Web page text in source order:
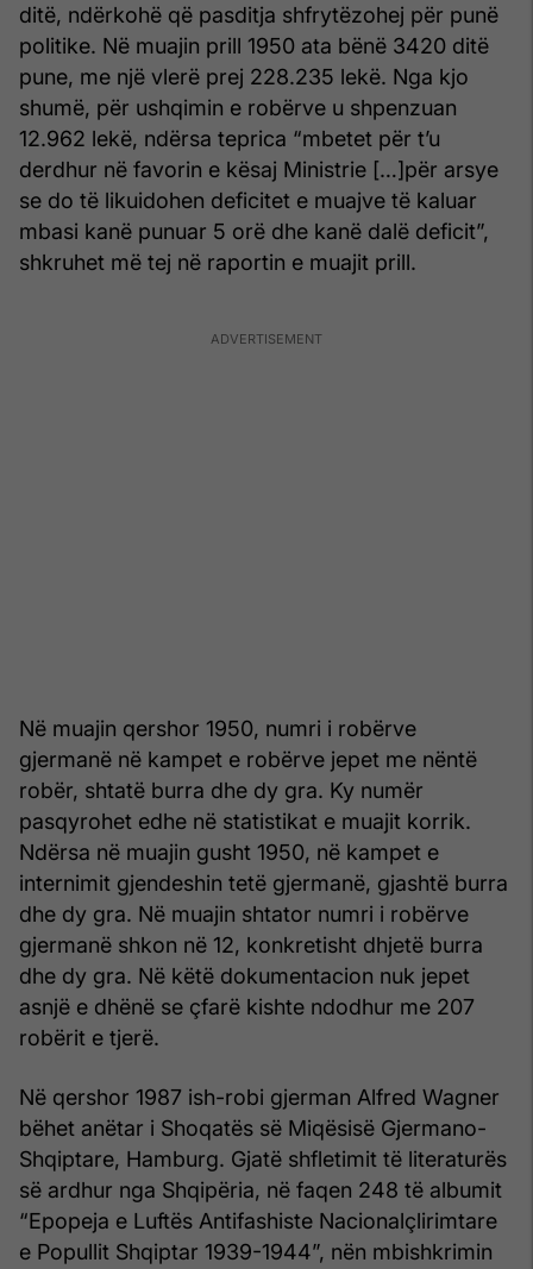
ditë, ndërkohë që pasditja shfrytëzohej për punë
politike. Në muajin prill 1950 ata bënë 3420 ditë
pune, me një vlerë prej 228.235 lekë. Nga kjo
shumë, për ushqimin e robërve u shpenzuan
12.962 lekë, ndërsa teprica “mbetet për t’u
derdhur në favorin e kësaj Ministrie […]për arsye
se do të likuidohen deficitet e muajve të kaluar
mbasi kanë punuar 5 orë dhe kanë dalë deficit”,
shkruhet më tej në raportin e muajit prill.
Në muajin qershor 1950, numri i robërve
gjermanë në kampet e robërve jepet me nëntë
robër, shtatë burra dhe dy gra. Ky numër
pasqyrohet edhe në statistikat e muajit korrik.
Ndërsa në muajin gusht 1950, në kampet e
internimit gjendeshin tetë gjermanë, gjashtë burra
dhe dy gra. Në muajin shtator numri i robërve
gjermanë shkon në 12, konkretisht dhjetë burra
dhe dy gra. Në këtë dokumentacion nuk jepet
asnjë e dhënë se çfarë kishte ndodhur me 207
robërit e tjerë.
Në qershor 1987 ish-robi gjerman Alfred Wagner
bëhet anëtar i Shoqatës së Miqësisë Gjermano-
Shqiptare, Hamburg. Gjatë shfletimit të literaturës
së ardhur nga Shqipëria, në faqen 248 të albumit
“Epopeja e Luftës Antifashiste Nacionalçlirimtare
e Popullit Shqiptar 1939-1944”, nën mbishkrimin